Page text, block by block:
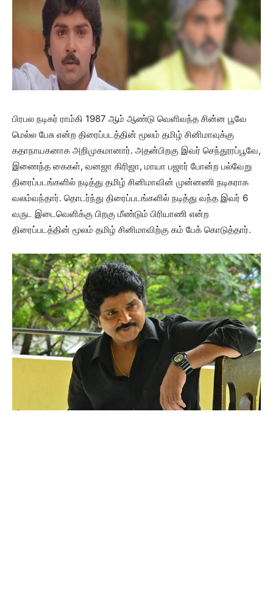
பிரபல நடிகர் ராம்கி 1987 ஆம் ஆண்டு வெளிவந்த சின்ன பூவே
மெல்ல பேசு என்ற திரைப்படத்தின் மூலம் தமிழ் சினிமாவுக்கு
கதாநாயகனாக அறிமுகமானார். அதன்பிறகு இவர் செந்தூரப்பூவே,
இணைந்த கைகள், வனஜா கிரிஜா, மாயா பஜார் போன்ற பல்வேறு
திரைப்படங்களில் நடித்து தமிழ் சினிமாவின் முன்னணி நடிகராக
வலம்வந்தார். தொடர்ந்து திரைப்படங்களில் நடித்து வந்த இவர் 6
வருட இடைவெளிக்கு பிறகு மீண்டும் பிரியாணி என்ற
திரைப்படத்தின் மூலம் தமிழ் சினிமாவிற்கு கம் பேக் கொடுத்தார்.